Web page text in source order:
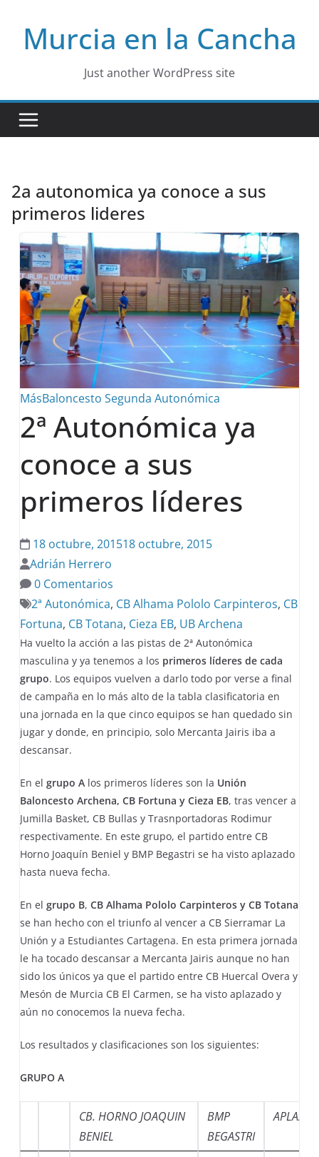
contentMurcia en la Cancha
Just another WordPress site
2a autonomica ya conoce a sus
primeros lideres
MásBaloncesto Segunda Autonómica
2ª Autonómica ya
conoce a sus
primeros líderes
18 octubre, 201518 octubre, 2015
Adrián Herrero
0 Comentarios
2ª Autonómica, CB Alhama Pololo Carpinteros, CB
Fortuna, CB Totana, Cieza EB, UB Archena
Ha vuelto la acción a las pistas de 2ª Autonómica
masculina y ya tenemos a los primeros líderes de cada
grupo. Los equipos vuelven a darlo todo por verse a final
de campaña en lo más alto de la tabla clasificatoria en
una jornada en la que cinco equipos se han quedado sin
jugar y donde, en principio, solo Mercanta Jairis iba a
descansar.
En elgrupo A los primeros líderes son la Unión
Baloncesto Archena, CB Fortuna y Cieza EB, tras vencer a
Jumilla Basket, CB Bullas y Trasnportadoras Rodimur
respectivamente. En este grupo, el partido entre CB
Horno Joaquín Beniel y BMP Begastri se ha visto aplazado
hasta nueva fecha.
En elgrupo B,CB Alhama Pololo Carpinteros y CB Totana
se han hecho con el triunfo al vencer a CB Sierramar La
Unión y a Estudiantes Cartagena. En esta primera jornada
le ha tocado descansar a Mercanta Jairis aunque no han
sido los únicos ya que el partido entre CB Huercal Overa y
Mesón de Murcia CB El Carmen, se ha visto aplazado y
aún no conocemos la nueva fecha.
Los resultados y clasificaciones son los siguientes:
GRUPO A
CB. HORNO JOAQUIN
BENIEL
BMP
BEGASTRI